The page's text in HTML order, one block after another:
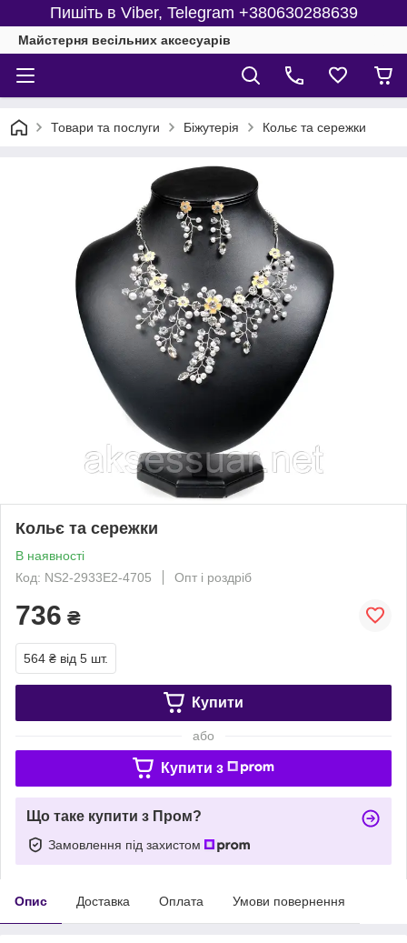
Пишіть в Viber, Telegram +380630288639
Майстерня веcільних аксесуарів
Товари та послуги Біжутерія Кольє та сережки
Кольє та сережки
В наявності
Код: NS2-2933E2-4705
Опт і роздріб
736 ₴
564 ₴ від 5 шт.
Купити
або
Купити з
Що таке купити з Пром?
Замовлення під захистом
Опис Доставка Оплата Умови повернення